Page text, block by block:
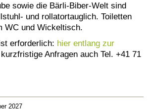
sowie die Bärli-Biber-Welt sind
und rollatortauglich. Toiletten
WC und Wickeltisch.
erforderlich: hier entlang zur
kurzfristige Anfragen auch Tel. +41 71
2027